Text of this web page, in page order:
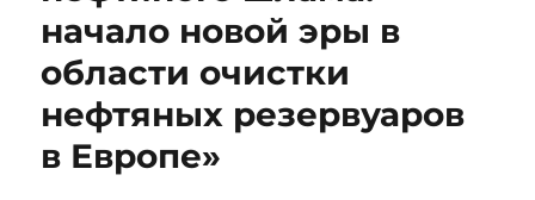
начало новой эры в
области очистки
нефтяных резервуаров
в Европе»